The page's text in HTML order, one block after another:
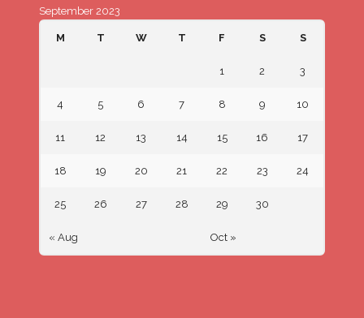
September 2023
M T W T F S S
« Aug Oct »
1 2 3
4 5 6 7 8 9 10
11 12 13 14 15 16 17
18 19 20 21 22 23 24
25 26 27 28 29 30